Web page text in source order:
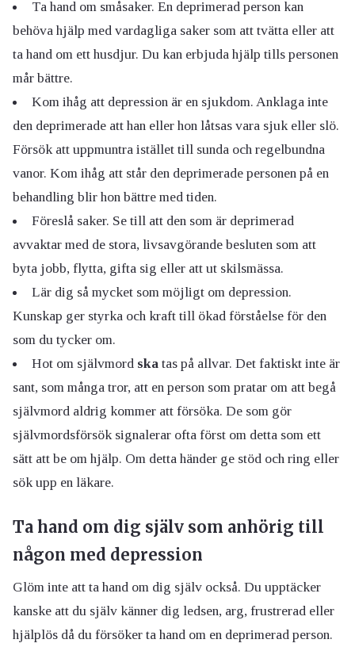
Ta hand om småsaker. En deprimerad person kan
behöva hjälp med vardagliga saker som att tvätta eller att
ta hand om ett husdjur. Du kan erbjuda hjälp tills personen
mår bättre.
Kom ihåg att depression är en sjukdom. Anklaga inte
den deprimerade att han eller hon låtsas vara sjuk eller slö.
Försök att uppmuntra istället till sunda och regelbundna
vanor. Kom ihåg att står den deprimerade personen på en
behandling blir hon bättre med tiden.
Föreslå saker. Se till att den som är deprimerad
avvaktar med de stora, livsavgörande besluten som att
byta jobb, flytta, gifta sig eller att ut skilsmässa.
Lär dig så mycket som möjligt om depression.
Kunskap ger styrka och kraft till ökad förståelse för den
som du tycker om.
Hot om självmord ska tas på allvar. Det faktiskt inte är
sant, som många tror, att en person som pratar om att begå
självmord aldrig kommer att försöka. De som gör
självmordsförsök signalerar ofta först om detta som ett
sätt att be om hjälp. Om detta händer ge stöd och ring eller
sök upp en läkare.
Ta hand om dig själv som anhörig till
någon med depression
Glöm inte att ta hand om dig själv också. Du upptäcker
kanske att du själv känner dig ledsen, arg, frustrerad eller
hjälplös då du försöker ta hand om en deprimerad person.